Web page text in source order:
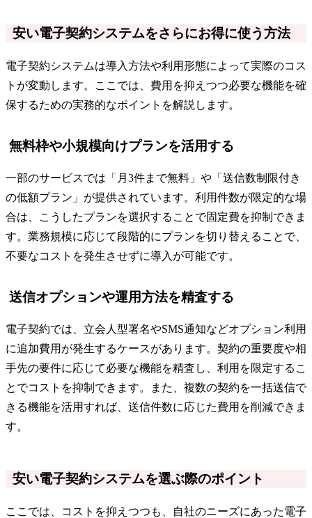
安い電子契約システムをさらにお得に使う方法
電子契約システムは導入方法や利用形態によって実際のコス
トが変動します。ここでは、費用を抑えつつ必要な機能を確
保するための実務的なポイントを解説します。
無料枠や小規模向けプランを活用する
一部のサービスでは「月3件まで無料」や「送信数制限付き
の低額プラン」が提供されています。利用件数が限定的な場
合は、こうしたプランを選択することで固定費を抑制できま
す。業務規模に応じて段階的にプランを切り替えることで、
不要なコストを発生させずに導入が可能です。
送信オプションや運用方法を精査する
電子契約では、立会人型署名やSMS通知などオプション利用
に追加費用が発生するケースがあります。契約の重要度や相
手先の要件に応じて必要な機能を精査し、利用を限定するこ
とでコストを抑制できます。また、複数の契約を一括送信で
きる機能を活用すれば、送信件数に応じた費用を削減できま
す。
安い電子契約システムを選ぶ際のポイント
ここでは、コストを抑えつつも、自社のニーズにあった電子